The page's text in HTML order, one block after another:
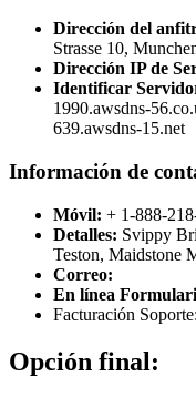
Dirección del
Strasse 10,
Dirección IP de
Identificar
1990.awsdns-
639.awsdns-15.net
Información de
Móvil: + 1-888-
Detalles: Svippy
Teston, Maidstone
Correo:
En línea
Facturación Soporte:
Opción final: